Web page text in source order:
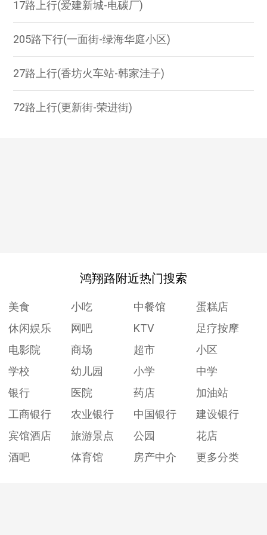
17路上行(爱建新城-电碳厂)
205路下行(一面街-绿海华庭小区)
27路上行(香坊火车站-韩家洼子)
72路上行(更新街-荣进街)
鸿翔路附近热门搜索
美食 小吃 中餐馆
蛋糕店
休闲娱乐
网吧 KTV
足疗按摩
电影院
商场 超市
小区
学校
幼儿园 小学
中学
银行
医院 药店
加油站
工商银行
农业银行 中国银行
建设银行
宾馆酒店
旅游景点 公园
花店
酒吧
体育馆 房产中介 更多分类